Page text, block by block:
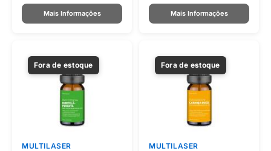
Mais Informações Mais Informações
Fora de estoque
MULTILASER
Fora de estoque
MULTILASER